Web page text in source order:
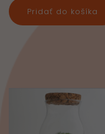
Pridať do košíka